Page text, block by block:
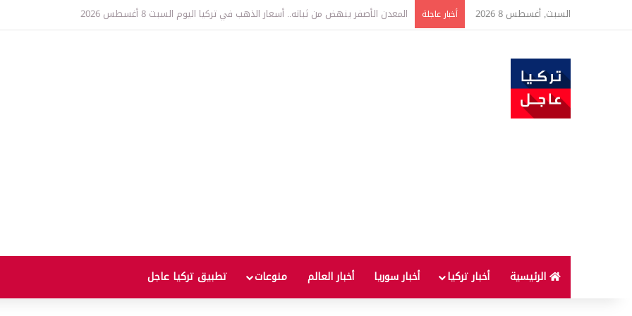
السبت, أغسطس 8 2026 أخبار عاجلة عاجل | البرلمان التركي يقر مشروع قانون «تركيا بلا إرهاب».. ماذا يعني ذلك؟
الرئيسية أخبار تركيا أخبار سوريا أخبار العالم منوعات تطبيق تركيا عاجل